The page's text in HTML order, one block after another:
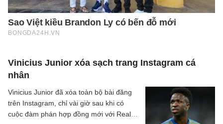
Vinicius Junior xóa sạch trang Instagram cá
nhân
Vinicius Junior đã xóa toàn bộ bài đăng
trên Instagram, chỉ vài giờ sau khi có
cuộc đàm phán hợp đồng mới với Real